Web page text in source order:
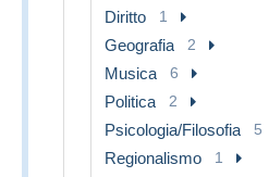
Diritto 1
Geografia 2
Musica 6
Politica 2
Psicologia/Filosofia 5
Regionalismo 1